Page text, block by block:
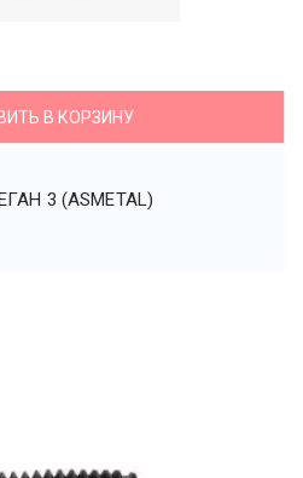
В КОРЗИНУ
3 (ASMETAL)